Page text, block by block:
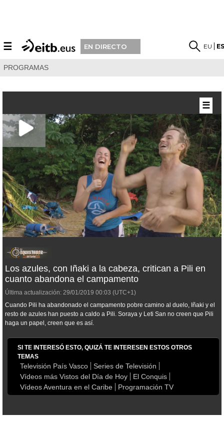
☰ EN DIRECTO EU
PROGRAMAS
Los azules, con Iñaki a la cabeza, critican a Pili en
cuanto abandona el campamento
Última actualización: 29/01/2019 00:03 (UTC+1)
Cuando Pili ha abandonado el campamento pobre camino al duelo, Iñaki y el
resto de azules han puesto a caldo a Pili. Soraya y Leti San no creen que Pili
haga un papel, creen que es así.
SI TE INTERESÓ ESTO, QUIZÁ TE INTERESEN ESTOS OTROS
TEMAS
Televisión País Vasco
Series de Televisión
Vídeos más Vistos del Día de Hoy
El Conquis
Vídeos Aventura en el Caribe
Programación TV
☰